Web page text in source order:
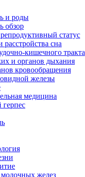
и роды
обзор
статус
расстройства сна
кишечного тракта
и органов дыхания
кровообращения
железы
медицина
герпес
молочных желез